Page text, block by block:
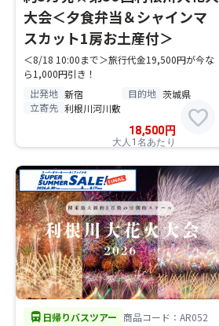
大会＜夕食弁当＆シャインマ
スカット1房お土産付＞
＜8/18 10:00まで＞旅行代金19,500円が今な
ら1,000円引き！
出発地 新宿 目的地 茨城県
立寄先 利根川河川敷
18,500 円
大人1名あたり
favorite
directions_bus 日帰りバスツアー 商品コード：AR052